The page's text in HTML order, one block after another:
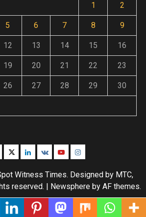
1 2
5 6 7 8 9
12 13 14 15 16
19 20 21 22 23
26 27 28 29 30
TwitterLinkedin
VK YoutubeInstagram
Witness Times. Designed by MTC,
reserved. | Newsphereby AF themes.